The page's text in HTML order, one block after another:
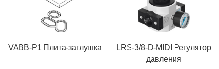
VABB-P1 Плита-заглушка
LRS-3/8-D-MIDI Регулятор
давления